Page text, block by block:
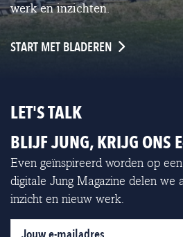
werk en inzichten.
START MET BLADEREN
LET'S TALK
BLIJF JUNG, KRIJG ONS
Even geïnspireerd worden op
digitale Jung Magazine delen we
inzicht en nieuw werk.